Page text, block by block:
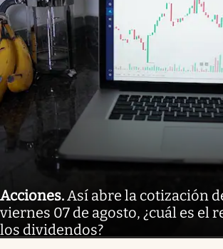
Acciones.Así abre la cotización
viernes 07 de agosto, ¿cuál es el
los dividendos?